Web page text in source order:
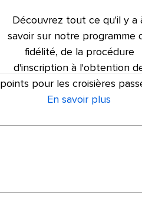
Découvrez tout ce qu'il y a
savoir sur notre programme
fidélité, de la procédure
d'inscription à l'obtention
points pour les croisières
En savoir plus